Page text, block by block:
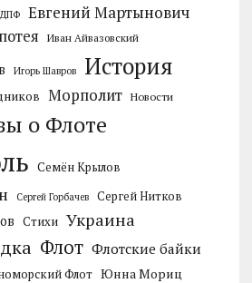
ДПФ Евгений Мартынович
Иван Айвазовский
Игорь Шавров История
Морполит Новости
о Флоте
Семён Крылов
Сергей Горбачев Сергей Нитков
Стихи Украина
Флот Флотские байки
Флот Юнна Мориц